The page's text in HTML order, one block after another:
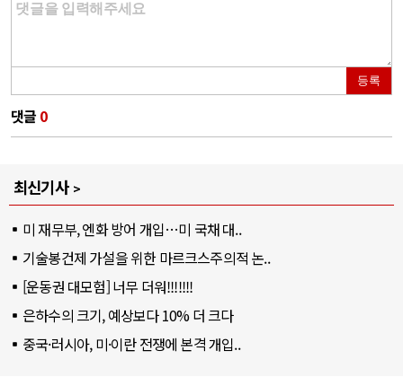
등록
댓글 0
최신기사
미 재무부, 엔화 방어 개입…미 국채 대..
기술봉건제 가설을 위한 마르크스주의적 논..
[운동권 대모험] 너무 더워!!!!!!!
은하수의 크기, 예상보다 10% 더 크다
중국·러시아, 미·이란 전쟁에 본격 개입..